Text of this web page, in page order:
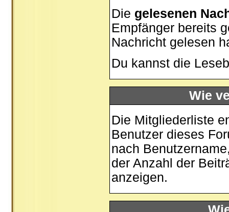
Die gelesenen
Empfänger bereits
Nachricht gelesen
Du kannst die
Wie
Die Mitgliederliste
Benutzer dieses
nach
der Anzahl der
anzeigen.